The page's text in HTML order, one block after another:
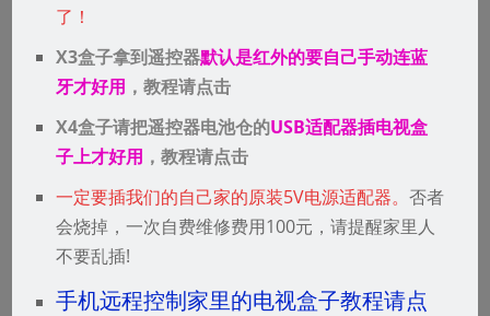
了！
X3盒子拿到遥控器默认是红外的要自己手动连蓝
牙才好用 ，教程请点击
X4盒子请把遥控器电池仓的USB适配器插电视盒
子上才好用 ，教程请点击
一定要插我们的自己家的原装5V电源适配器。否者
会烧掉，一次自费维修费用100元，请提醒家里人
不要乱插!
手机远程控制家里的电视盒子教程请点